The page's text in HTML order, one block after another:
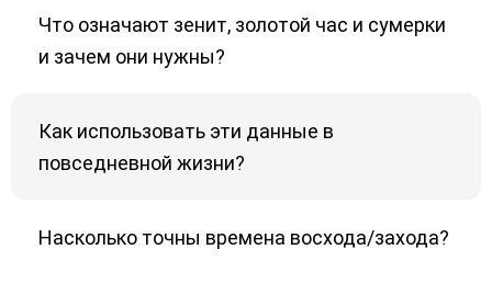
Что означают зенит, золотой час и сумерки
и зачем они нужны?
Как использовать эти данные в
повседневной жизни?
Насколько точны времена восхода/захода?